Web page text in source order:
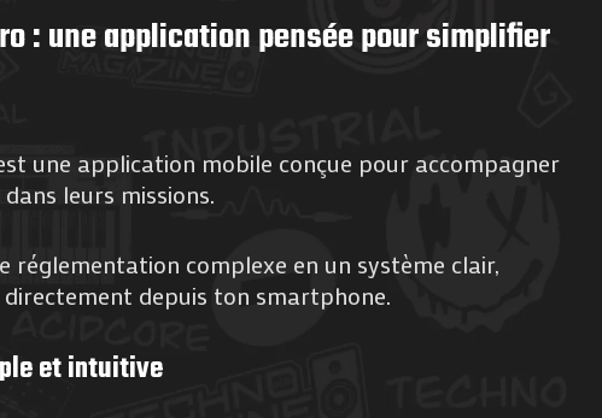
: une application pensée pour simplifier
une application mobile conçue pour accompagner
leurs missions.
réglementation complexe en un système clair,
directement depuis ton smartphone.
et intuitive